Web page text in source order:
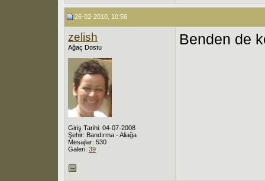
26-02-2010, 10:56
zelish
Ağaç Dostu
Giriş Tarihi: 04-07-2008
Şehir: Bandırma - Aliağa
Mesajlar: 530
Galeri: 39
Benden de